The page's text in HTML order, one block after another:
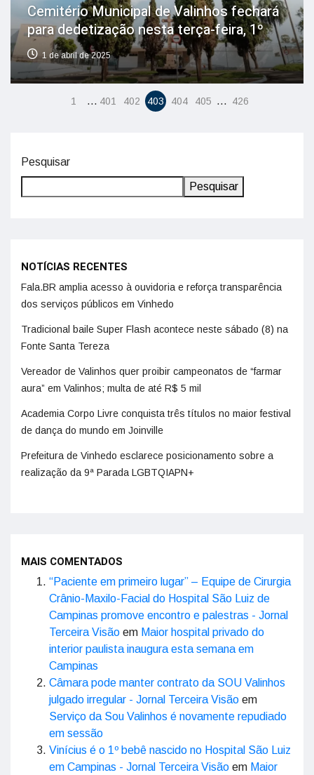
Cemitério Municipal de Valinhos fechará
para dedetização nesta terça-feira, 1º
1 de abril de 2025
1 … 401 402 403 404 405 … 426
Pesquisar
Pesquisar
NOTÍCIAS RECENTES
Fala.BR amplia acesso à ouvidoria e reforça transparência
dos serviços públicos em Vinhedo
Tradicional baile Super Flash acontece neste sábado (8) na
Fonte Santa Tereza
Vereador de Valinhos quer proibir campeonatos de “farmar
aura” em Valinhos; multa de até R$ 5 mil
Academia Corpo Livre conquista três títulos no maior festival
de dança do mundo em Joinville
Prefeitura de Vinhedo esclarece posicionamento sobre a
realização da 9ª Parada LGBTQIAPN+
MAIS COMENTADOS
“Paciente em primeiro lugar” – Equipe de Cirurgia
Crânio-Maxilo-Facial do Hospital São Luiz de
Campinas promove encontro e palestras - Jornal
Terceira Visão em Maior hospital privado do
interior paulista inaugura esta semana em
Campinas
Câmara pode manter contrato da SOU Valinhos
julgado irregular - Jornal Terceira Visão em
Serviço da Sou Valinhos é novamente repudiado
em sessão
Vinícius é o 1º bebê nascido no Hospital São Luiz
em Campinas - Jornal Terceira Visão em Maior